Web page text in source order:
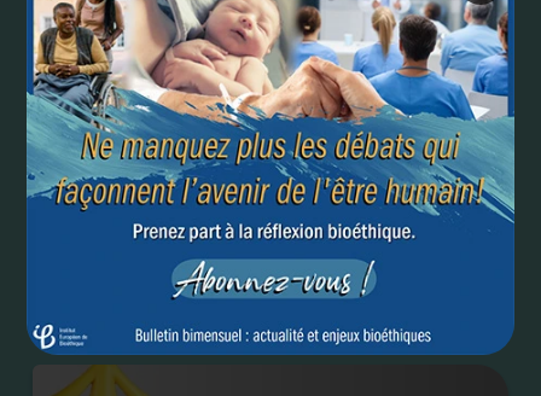
GPA : entre contrats liberticides et avortements
eugénistes